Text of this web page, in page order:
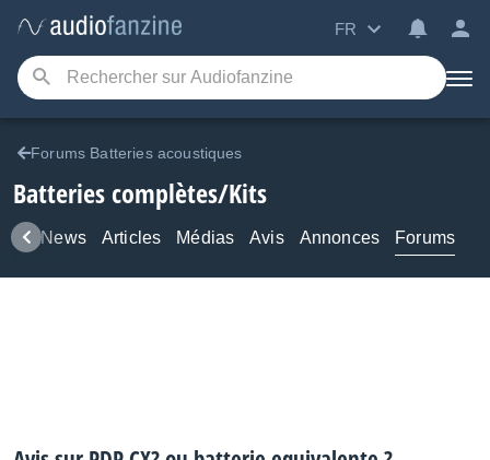
FR
Forums Batteries acoustiques
Batteries complètes/Kits
News Articles Médias Avis Annonces Forums